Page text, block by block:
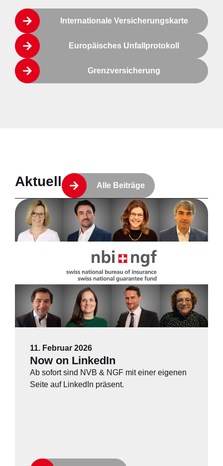
Internationale Versicherungskarte
Europäisches Unfallprotokoll
Grenzversicherung
Aktuell Alle Beiträge
11. Februar 2026
Now on LinkedIn
Ab sofort sind NVB & NGF mit einer eigenen
Seite auf LinkedIn präsent.